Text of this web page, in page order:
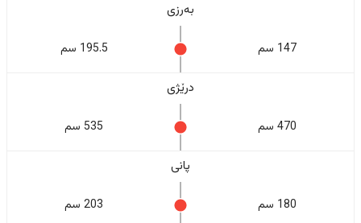
بەرزی
147 سم 195.5 سم
درێژی
470 سم 535 سم
پانی
180 سم 203 سم